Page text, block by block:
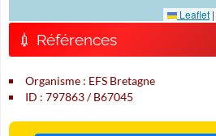
Leaflet |
💉 Références
Organisme : EFS Bretagne
ID : 797863 / B67045